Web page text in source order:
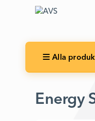
Alla
Energy